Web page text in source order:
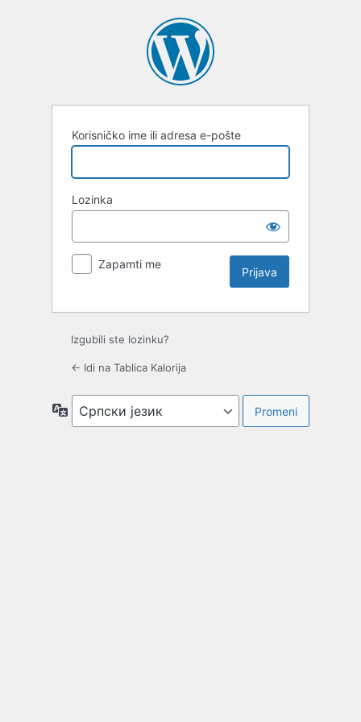
Korisničko ime ili adresa e-pošte
Lozinka
Zapamti me
Izgubili ste lozinku?
← Idi na Tablica Kalorija
Jezik